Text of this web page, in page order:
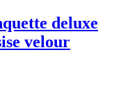
deluxe
velour